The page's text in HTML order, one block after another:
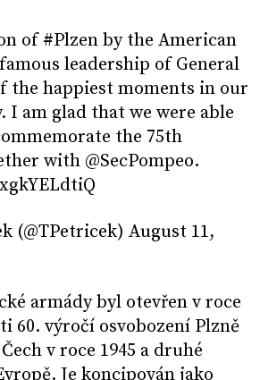
of #Plzen by the American
leadership of General
the happiest moments in our
I am glad that we were able
the 75th
with @SecPompeo.
(@TPetricek) August 11,
armády byl otevřen v roce
60. výročí osvobození Plzně
v roce 1945 a druhé
Je koncipován jako